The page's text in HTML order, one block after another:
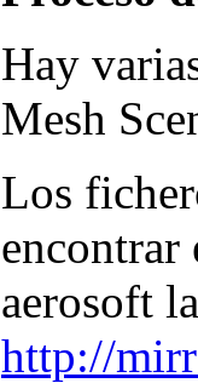
Hay
Mesh
Los
encontrar
aerosoft
http://